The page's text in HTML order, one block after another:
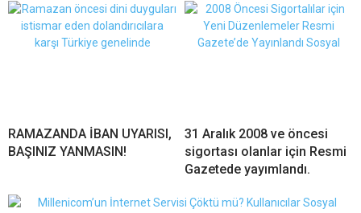
RAMAZANDA İBAN UYARISI,
BAŞINIZ YANMASIN!
31 Aralık 2008 ve öncesi
sigortası olanlar için Resmi
Gazetede yayımlandı.